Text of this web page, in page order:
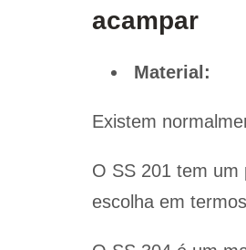
acampar
Material:
Existem
O SS 201 tem um
escolha em